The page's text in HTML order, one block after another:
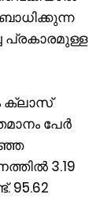
പ്രകാരമുള്ള
ക്ലാസ്
പേർ
3.19
95.62